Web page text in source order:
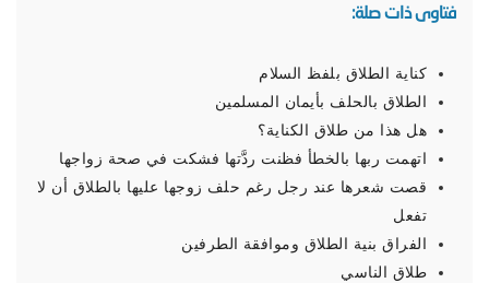
فتاوى ذات صلة:
كناية الطلاق بلفظ السلام
الطلاق بالحلف بأيمان المسلمين
هل هذا من طلاق الكناية؟
اتهمت ربها بالخطأ فظنت ردَّتها فشكت في صحة زواجها
قصت شعرها عند رجل رغم حلف زوجها عليها بالطلاق أن لا
تفعل
الفراق بنية الطلاق وموافقة الطرفين
طلاق الناسي